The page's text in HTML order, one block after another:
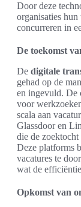
Door deze
organisaties
concurreren in
De toekomst
De digitale
gehad op de
en ingevuld. De
voor
scala aan
Glassdoor en
die de
Deze platforms
vacatures te
wat de
Opkomst van